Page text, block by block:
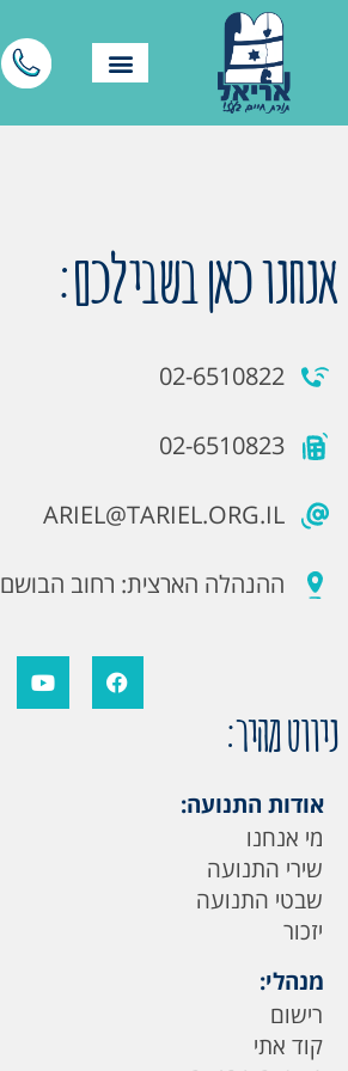
אנחנו כאן בשבילכם:
02-6510822
02-6510823
ARIEL@TARIEL.ORG.IL
ההנהלה הארצית: רחוב הבושם 11, גילה ירושלים
ניווט מהיר:
אודות התנועה:
מי אנחנו
שירי התנועה
שבטי התנועה
יזכור
מנהלי:
רישום
קוד אתי